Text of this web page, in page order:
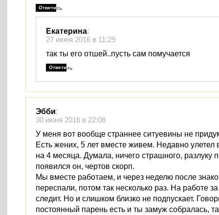
Ответить
Екатерина:
27 июня 2016 в 11:29
так ты его отшей..пусть сам помучается
Ответить
Эбби:
30 июня 2016 в 22:08
У меня вот вообще страннее ситуевины не
Есть жених, 5 лет вместе живем. Недавно улетел
на 4 месяца. Думала, ничего страшного, разлуку
появился он, чертов скорп.
Мы вместе работаем, и через неделю после
переспали, потом так несколько раз. На работе
следит. Но и слишком близко не подпускает.
постоянный парень есть и ты замуж собралась,